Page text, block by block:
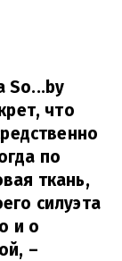
So...by
что
по
ткань,
силуэта
и о
–